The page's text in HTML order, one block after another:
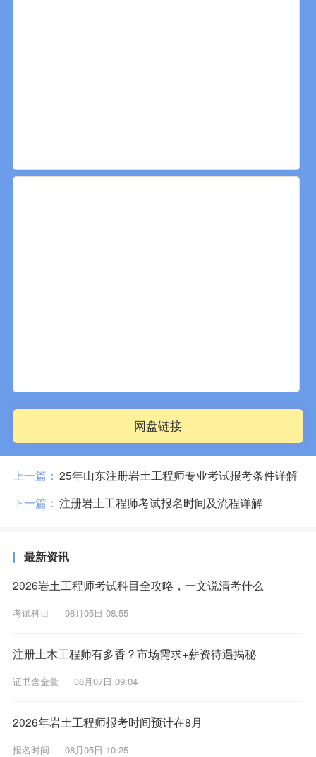
网盘链接
上一篇： 25年山东注册岩土工程师专业考试报考条件详解
下一篇： 注册岩土工程师考试报名时间及流程详解
最新资讯
2026岩土工程师考试科目全攻略，一文说清考什么
考试科目 08月05日 08:55
注册土木工程师有多香？市场需求+薪资待遇揭秘
证书含金量 08月07日 09:04
2026年岩土工程师报考时间预计在8月
报名时间 08月05日 10:25